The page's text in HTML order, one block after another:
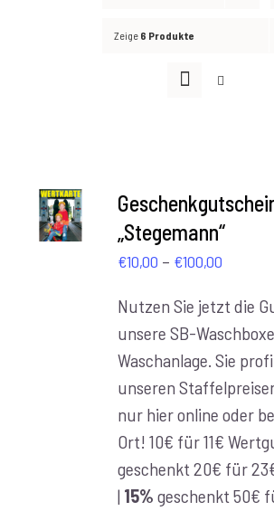
Zeige 6 Produkte
WÄHLEN
/
„Stegemann“
€10,00 – €100,00
bis
Nutzen Sie jetzt die
unsere SB-
Waschanlage. Sie
unseren
nur hier online oder
Ort! 10€ für 11€
geschenkt 20€ für
| 15% geschenkt 50€